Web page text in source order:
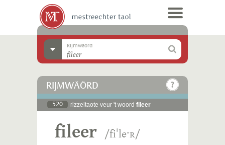
Rijmwäörd
RIJMWÄÖRD
520 rizzeltaote veur 't woord fileer
fileer /fiˈleˑʀ/